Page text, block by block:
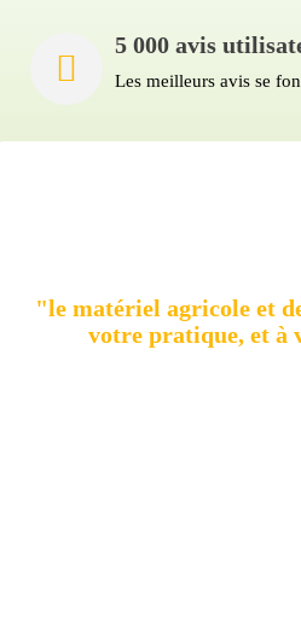
5 000 avis
Les meilleurs avis se
"le matériel agricole et
votre pratique, et à